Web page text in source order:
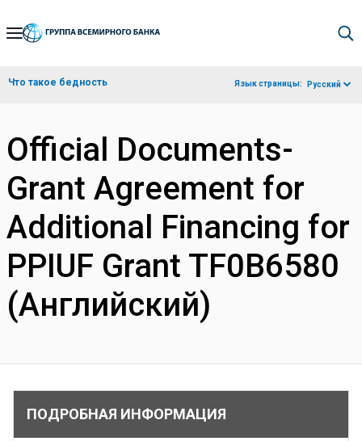
Skip
Navigation
Что такое бедность Язык страницы: Русский
Official Documents-
Grant Agreement for
Additional Financing for
PPIUF Grant TF0B6580
(Английский)
ПОДРОБНАЯ ИНФОРМАЦИЯ